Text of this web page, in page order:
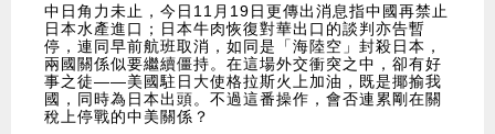
中日角力未止，今日11月19日更傳出消息指中國再禁止
日本水產進口；日本牛肉恢復對華出口的談判亦告暫
停，連同早前航班取消，如同是「海陸空」封殺日本，
兩國關係似要繼續僵持。在這場外交衝突之中，卻有好
事之徒——美國駐日大使格拉斯火上加油，既是揶揄我
國，同時為日本出頭。不過這番操作，會否連累剛在關
稅上停戰的中美關係？